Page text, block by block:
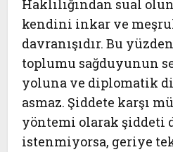
Haklılığından sual
kendini inkar ve
davranışıdır. Bu
toplumu sağduyunun
yoluna ve diplomatik
asmaz. Şiddete karşı
yöntemi olarak şiddeti
istenmiyorsa, geriye